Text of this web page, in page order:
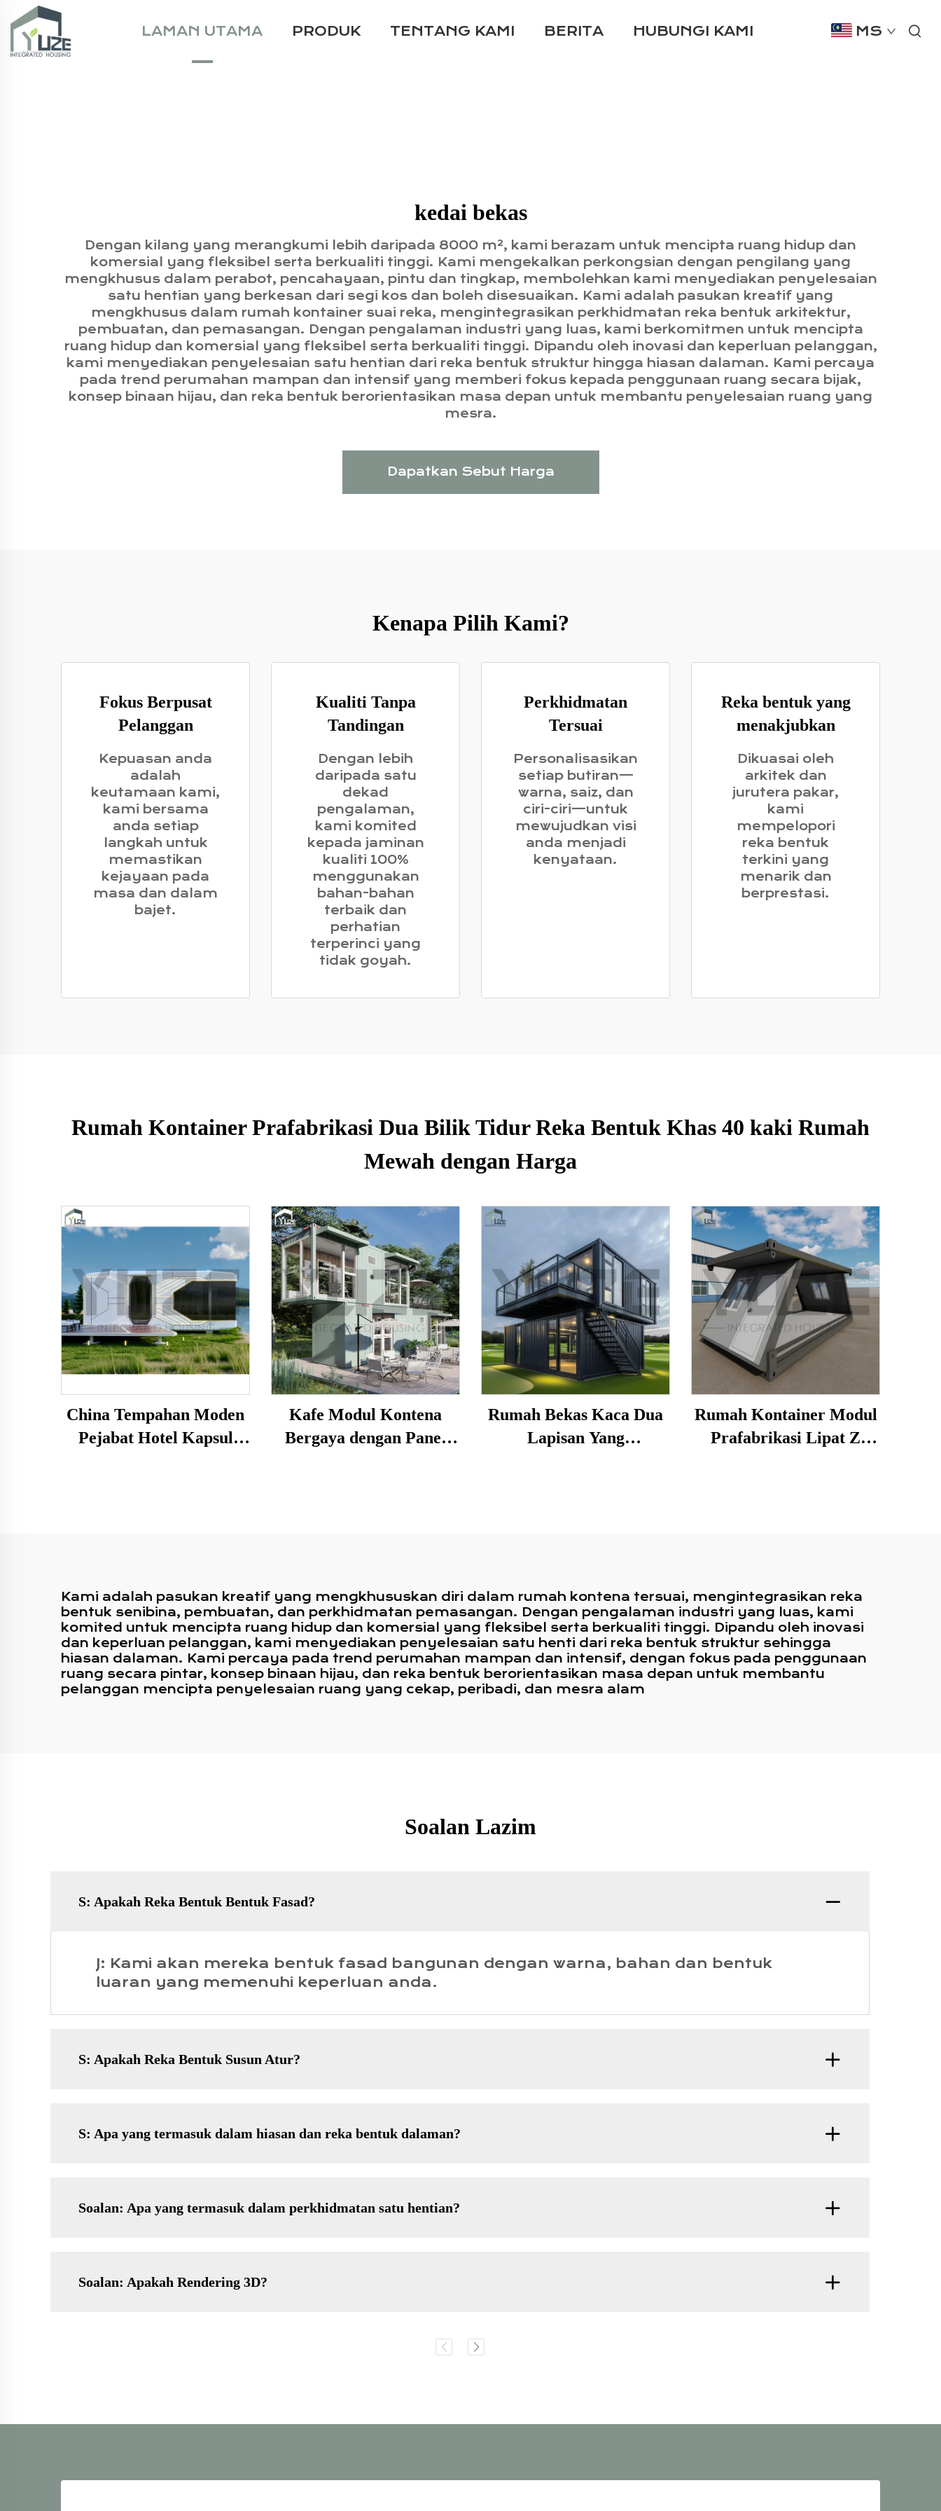
LAMAN UTAMA PRODUK TENTANG KAMI BERITA HUBUNGI KAMI MS
kedai bekas
Dengan kilang yang merangkumi lebih daripada 8000 m², kami berazam untuk mencipta ruang hidup dan
komersial yang fleksibel serta berkualiti tinggi. Kami mengekalkan perkongsian dengan pengilang yang
mengkhusus dalam perabot, pencahayaan, pintu dan tingkap, membolehkan kami menyediakan penyelesaian
satu hentian yang berkesan dari segi kos dan boleh disesuaikan. Kami adalah pasukan kreatif yang
mengkhusus dalam rumah kontainer suai reka, mengintegrasikan perkhidmatan reka bentuk arkitektur,
pembuatan, dan pemasangan. Dengan pengalaman industri yang luas, kami berkomitmen untuk mencipta
ruang hidup dan komersial yang fleksibel serta berkualiti tinggi. Dipandu oleh inovasi dan keperluan pelanggan,
kami menyediakan penyelesaian satu hentian dari reka bentuk struktur hingga hiasan dalaman. Kami percaya
pada trend perumahan mampan dan intensif yang memberi fokus kepada penggunaan ruang secara bijak,
konsep binaan hijau, dan reka bentuk berorientasikan masa depan untuk membantu penyelesaian ruang yang
mesra.
Dapatkan Sebut Harga
Kenapa Pilih Kami?
Fokus Berpusat
Pelanggan
Kepuasan anda
adalah
keutamaan kami,
kami bersama
anda setiap
langkah untuk
memastikan
kejayaan pada
masa dan dalam
bajet.
Kualiti Tanpa
Tandingan
Dengan lebih
daripada satu
dekad
pengalaman,
kami komited
kepada jaminan
kualiti 100%
menggunakan
bahan-bahan
terbaik dan
perhatian
terperinci yang
tidak goyah.
Perkhidmatan
Tersuai
Personalisasikan
setiap butiran—
warna, saiz, dan
ciri-ciri—untuk
mewujudkan visi
anda menjadi
kenyataan.
Reka bentuk yang
menakjubkan
Dikuasai oleh
arkitek dan
jurutera pakar,
kami
mempelopori
reka bentuk
terkini yang
menarik dan
berprestasi.
Rumah Kontainer Prafabrikasi Dua Bilik Tidur Reka Bentuk Khas 40 kaki Rumah
Mewah dengan Harga
China Tempahan Moden
Pejabat Hotel Kapsul
Kafe Modul Kontena
Bergaya dengan Panel
Rumah Bekas Kaca Dua
Lapisan Yang
Rumah Kontainer Modul
Prafabrikasi Lipat Z
Kami adalah pasukan kreatif yang mengkhususkan diri dalam rumah kontena tersuai, mengintegrasikan reka
bentuk senibina, pembuatan, dan perkhidmatan pemasangan. Dengan pengalaman industri yang luas, kami
komited untuk mencipta ruang hidup dan komersial yang fleksibel serta berkualiti tinggi. Dipandu oleh inovasi
dan keperluan pelanggan, kami menyediakan penyelesaian satu henti dari reka bentuk struktur sehingga
hiasan dalaman. Kami percaya pada trend perumahan mampan dan intensif, dengan fokus pada penggunaan
ruang secara pintar, konsep binaan hijau, dan reka bentuk berorientasikan masa depan untuk membantu
pelanggan mencipta penyelesaian ruang yang cekap, peribadi, dan mesra alam
Soalan Lazim
S: Apakah Reka Bentuk Bentuk Fasad?
J: Kami akan mereka bentuk fasad bangunan dengan warna, bahan dan bentuk
luaran yang memenuhi keperluan anda.
S: Apakah Reka Bentuk Susun Atur?
S: Apa yang termasuk dalam hiasan dan reka bentuk dalaman?
Soalan: Apa yang termasuk dalam perkhidmatan satu hentian?
Soalan: Apakah Rendering 3D?